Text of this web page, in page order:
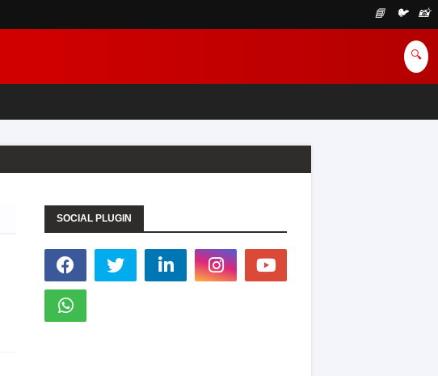
📘 🐦 📸
🔍
SOCIAL PLUGIN